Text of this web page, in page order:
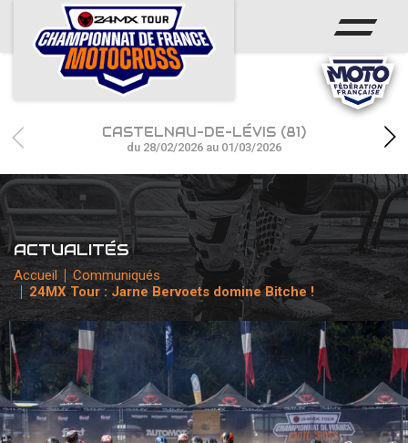
ACCUEIL
ACTUS
CALENDRIER
RÉSULTATS
PHOTOS / WEB TV
CHAMPIONNAT
PARTENAIRES
accéder à la billetterie
CASTELNAU-DE-LÉVIS (81)
du 28/02/2026 au 01/03/2026
ACTUALITÉS
Accueil
Communiqués
24MX Tour : Jarne Bervoets domine Bitche !